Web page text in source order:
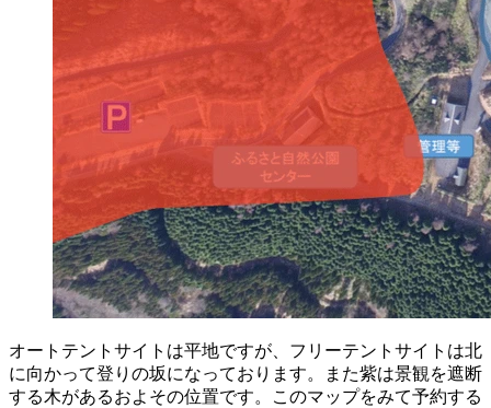
オートテントサイトは平地ですが、フリーテントサイトは北
に向かって登りの坂になっております。また紫は景観を遮断
する木があるおよその位置です。このマップをみて予約する